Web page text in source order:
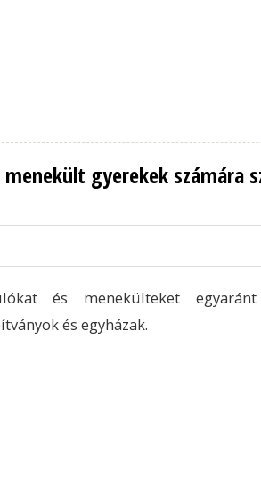
gyerekek számára
és menekülteket
és egyházak.